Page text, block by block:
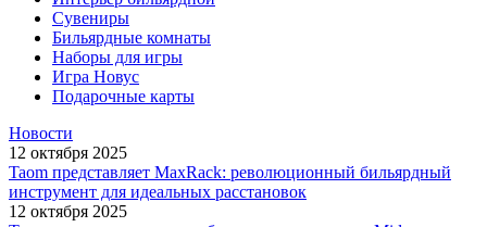
Сувениры
Бильярдные комнаты
Наборы для игры
Игра Новус
Подарочные карты
Новости
12 октября 2025
Taom представляет MaxRack: революционный бильярдный
инструмент для идеальных расстановок
12 октября 2025